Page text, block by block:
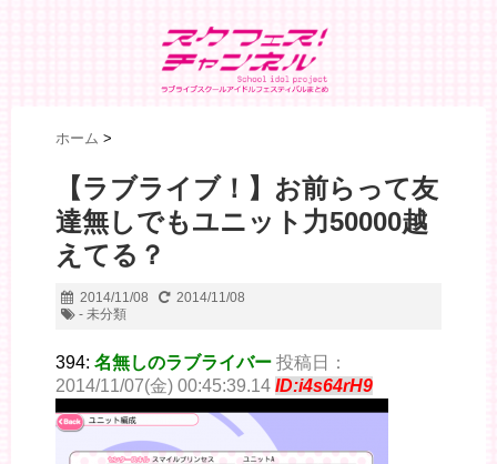
ホーム >
【ラブライブ！】お前らって友
達無しでもユニット力50000越
えてる？
2014/11/08
2014/11/08
- 未分類
394: 名無しのラブライバー 投稿日：
2014/11/07(金) 00:45:39.14 ID:i4s64rH9